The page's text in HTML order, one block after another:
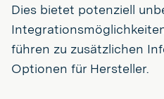
Dies bietet potenziell
führen zu zusätzlichen
Optionen für Hersteller.